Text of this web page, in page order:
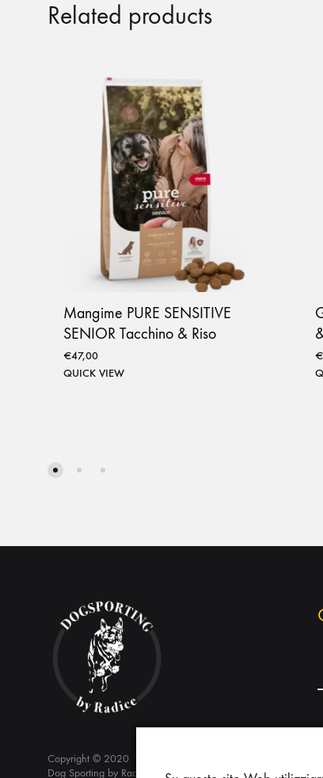
Related products
Mangime PURE SENSITIVE
SENIOR Tacchino & Riso
€47,00
QUICK VIEW
€
Copyright © 2020
Dog Sporting by Radice